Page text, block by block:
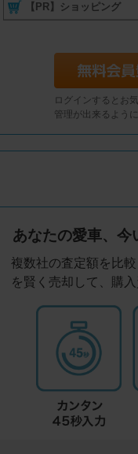
【PR】ショッピング
ログインするとお
管理が出来るよう
あなたの愛車、今
複数社の査定額を比
を賢く売却して、購